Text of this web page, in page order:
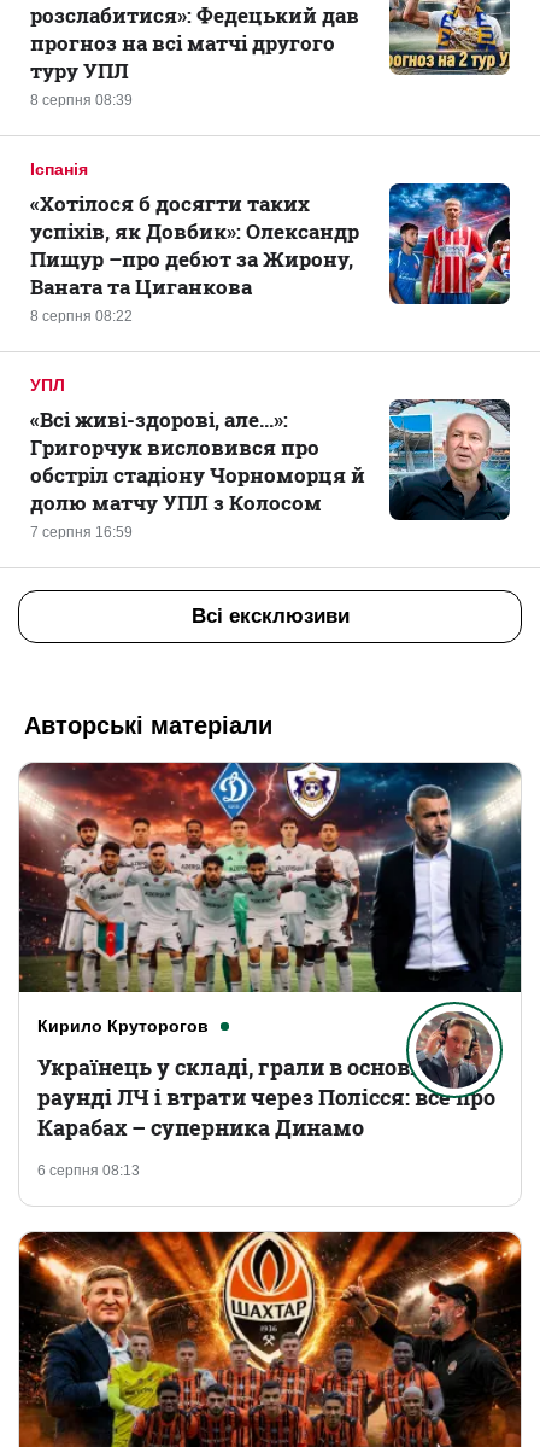
8 серпня 08:39
розслабитися»: Федецький дав
прогноз на всі матчі другого
туру УПЛ
Іспанія
8 серпня 08:22
«Хотілося б досягти таких
успіхів, як Довбик»: Олександр
Пищур –про дебют за Жирону,
Ваната та Циганкова
УПЛ
7 серпня 16:59
«Всі живі-здорові, але...»:
Григорчук висловився про
обстріл стадіону Чорноморця й
долю матчу УПЛ з Колосом
Всі ексклюзиви
Авторські матеріали
Кирило Круторогов
6 серпня 08:13
Українець у складі, грали в основному
раунді ЛЧ і втрати через Полісся: все про
Карабах – суперника Динамо